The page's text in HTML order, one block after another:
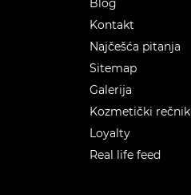
Blog
Kontakt
Najčešća pitanja
Sitemap
Galerija
Kozmetički rečnik
Loyalty
Real life feed